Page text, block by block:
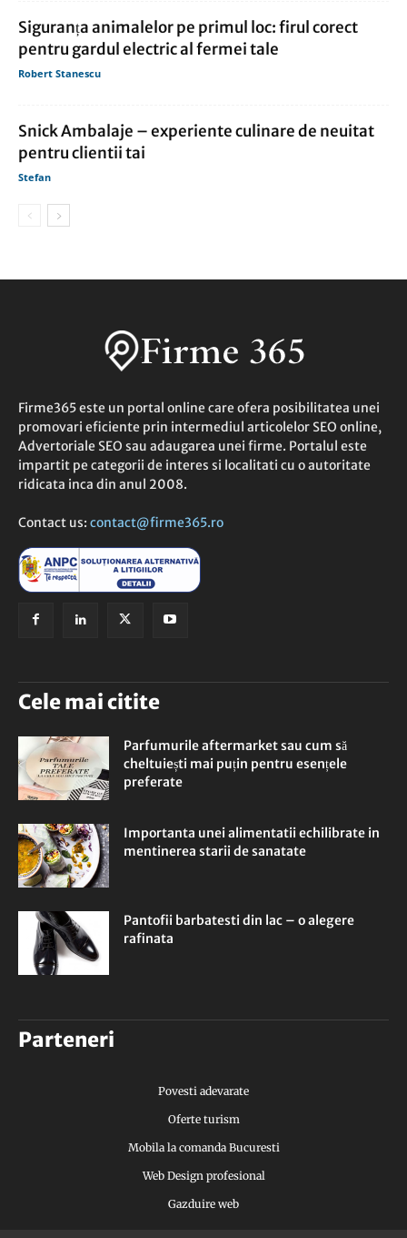
Siguranța animalelor pe primul loc: firul corect
pentru gardul electric al fermei tale
Robert Stanescu
Snick Ambalaje – experiente culinare de neuitat
pentru clientii tai
Stefan
Firme365 este un portal online care ofera posibilitatea unei
promovari eficiente prin intermediul articolelor SEO online,
Advertoriale SEO sau adaugarea unei firme. Portalul este
impartit pe categorii de interes si localitati cu o autoritate
ridicata inca din anul 2008.
Contact us: contact@firme365.ro
Cele mai citite
Parfumurile aftermarket sau cum să
cheltuiești mai puțin pentru esențele
preferate
Importanta unei alimentatii echilibrate in
mentinerea starii de sanatate
Pantofii barbatesti din lac – o alegere
rafinata
Parteneri
Povesti adevarate
Oferte turism
Mobila la comanda Bucuresti
Web Design profesional
Gazduire web